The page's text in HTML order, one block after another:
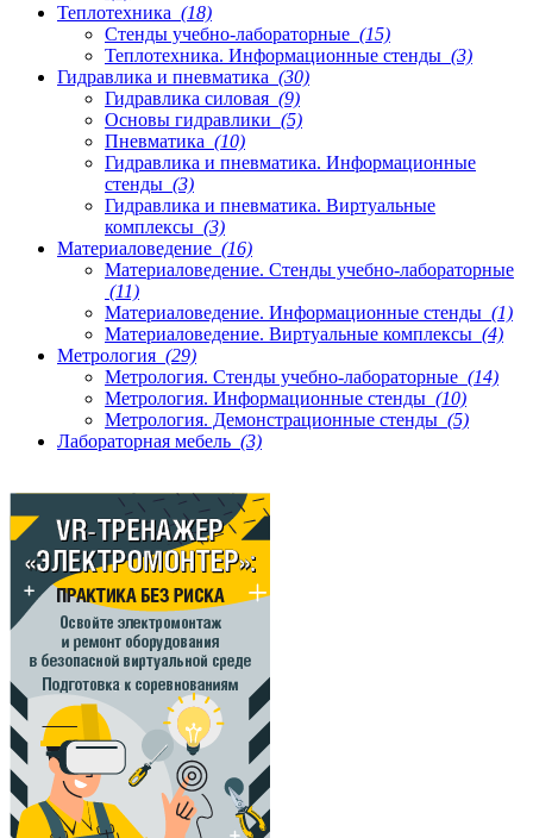
Теплотехника (18)
Стенды учебно-лабораторные (15)
Теплотехника. Информационные стенды (3)
Гидравлика и пневматика (30)
Гидравлика силовая (9)
Основы гидравлики (5)
Пневматика (10)
Гидравлика и пневматика. Информационные
стенды (3)
Гидравлика и пневматика. Виртуальные
комплексы (3)
Материаловедение (16)
Материаловедение. Стенды учебно-лабораторные
(11)
Материаловедение. Информационные стенды (1)
Материаловедение. Виртуальные комплексы (4)
Метрология (29)
Метрология. Стенды учебно-лабораторные (14)
Метрология. Информационные стенды (10)
Метрология. Демонстрационные стенды (5)
Лабораторная мебель (3)